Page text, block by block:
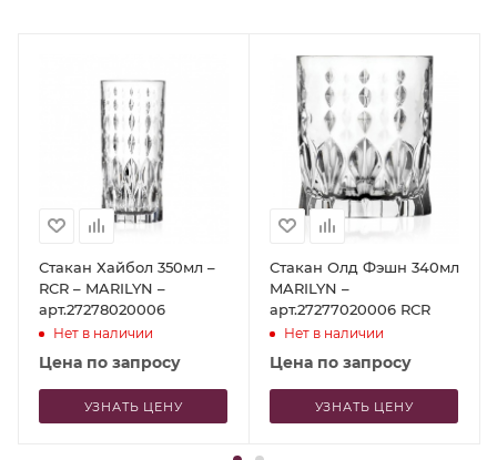
Стакан Хайбол 350мл –
RCR – MARILYN –
арт.27278020006
Нет в наличии
Цена по запросу
УЗНАТЬ ЦЕНУ
Стакан Олд Фэшн 340мл
MARILYN –
арт.27277020006 RCR
Нет в наличии
Цена по запросу
УЗНАТЬ ЦЕНУ